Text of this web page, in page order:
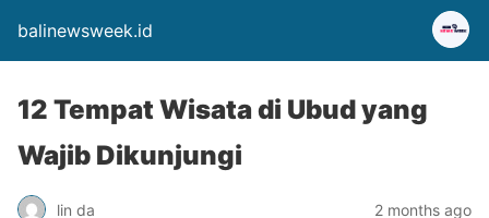
balinewsweek.id
12 Tempat Wisata di Ubud yang
Wajib Dikunjungi
lin da 2 months ago